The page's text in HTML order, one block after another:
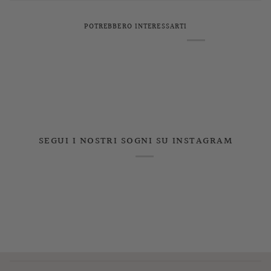
POTREBBERO INTERESSARTI
SEGUI I NOSTRI SOGNI SU INSTAGRAM